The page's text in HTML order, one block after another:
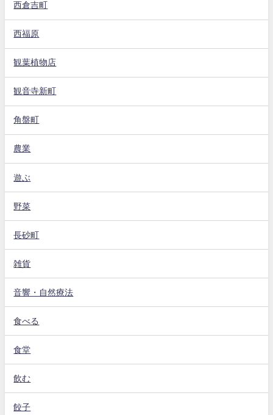
西倉吉町
西福原
観葉植物店
観音寺新町
角盤町
農業
遊ぶ
野菜
長砂町
雑貨
音響・自然療法
食べる
食堂
飲む
餃子